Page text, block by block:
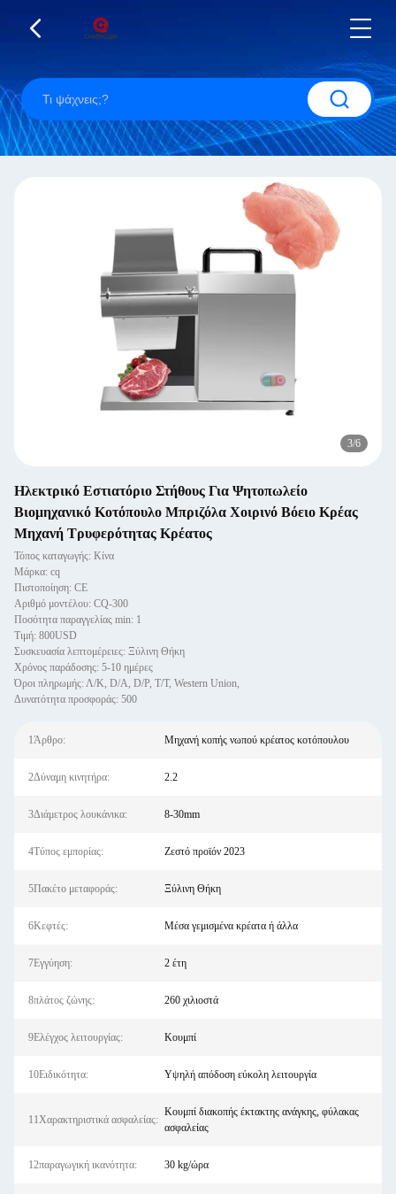
3/6
Ηλεκτρικό Εστιατόριο Στήθους Για Ψητοπωλείο
Βιομηχανικό Κοτόπουλο Μπριζόλα Χοιρινό Βόειο Κρέας
Μηχανή Τρυφερότητας Κρέατος
Τόπος καταγωγής: Κίνα
Μάρκα: cq
Πιστοποίηση: CE
Αριθμό μοντέλου: CQ-300
Ποσότητα παραγγελίας min: 1
Τιμή: 800USD
Συσκευασία λεπτομέρειες: Ξύλινη Θήκη
Χρόνος παράδοσης: 5-10 ημέρες
Όροι πληρωμής: Λ/Κ, D/A, D/P, T/T, Western Union,
Δυνατότητα προσφοράς: 500
1Άρθρο: Μηχανή κοπής νωπού κρέατος κοτόπουλου
2Δύναμη κινητήρα: 2.2
3Διάμετρος λουκάνικα: 8-30mm
4Τύπος εμπορίας: Ζεστό προϊόν 2023
5Πακέτο μεταφοράς: Ξύλινη Θήκη
6Κεφτές: Μέσα γεμισμένα κρέατα ή άλλα
7Εγγύηση: 2 έτη
8πλάτος ζώνης: 260 χιλιοστά
9Ελέγχος λειτουργίας: Κουμπί
10Ειδικότητα: Υψηλή απόδοση εύκολη λειτουργία
11Χαρακτηριστικά ασφαλείας:
Κουμπί διακοπής έκτακτης ανάγκης, φύλακας
ασφαλείας
12παραγωγική ικανότητα: 30 kg/ώρα